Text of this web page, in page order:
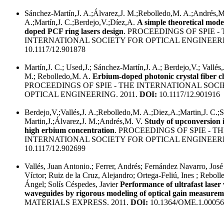
Sánchez-Martín,J. A.;Álvarez,J. M.;Rebolledo,M.
A.;Martín,J. C.;Berdejo,V.;Díez,A. A simple theoretical
doped PCF ring lasers design. PROCEEDINGS OF SPIE -
INTERNATIONAL SOCIETY FOR OPTICAL
10.1117/12.901878
Martín,J. C.; Used,J.; Sánchez-Martín,J. A.; Berdejo,V.;
M.; Rebolledo,M. A. Erbium-doped photonic crystal fiber
PROCEEDINGS OF SPIE - THE INTERNATIONAL
OPTICAL ENGINEERING. 2011. DOI: 10.1117/12.901916
Berdejo,V.;Vallés,J. A.;Rebolledo,M. A.;Diez,A.;Martin,J.
Martin,J.;Álvarez,J. M.;Andrés,M. V. Study of upconversion
high erbium concentration. PROCEEDINGS OF SPIE -
INTERNATIONAL SOCIETY FOR OPTICAL
10.1117/12.902699
Vallés, Juan Antonio.; Ferrer, Andrés; Fernández Navarro,
Víctor; Ruiz de la Cruz, Alejandro; Ortega-Feliú, Ines ;
Ángel; Solís Céspedes, JavierPerformance of ultrafast
waveguides by rigorous modeling of optical gain
MATERIALS EXPRESS. 2011. DOI: 10.1364/